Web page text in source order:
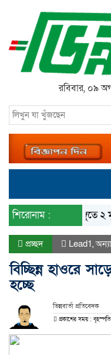
রবিবার, ০৯
শিরোনাম :ডেঙ্গুতে ২ মৃত্যু,
প্রচ্ছদ Lead1,
বিচ্ছিন্ন হাওরে
হচ্ছে
ভিন্নবার্তা প্রতিবেদক
প্রকাশের সময় :